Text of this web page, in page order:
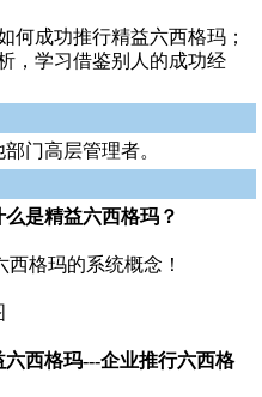
何成功推行精益六西格玛；
，学习借鉴别人的成功经
门高层管理者。
是精益六西格玛？
格玛的系统概念！
西格玛---企业推行六西格